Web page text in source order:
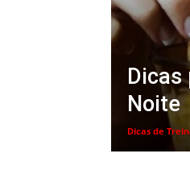
Dicas
Noite
Dicas de